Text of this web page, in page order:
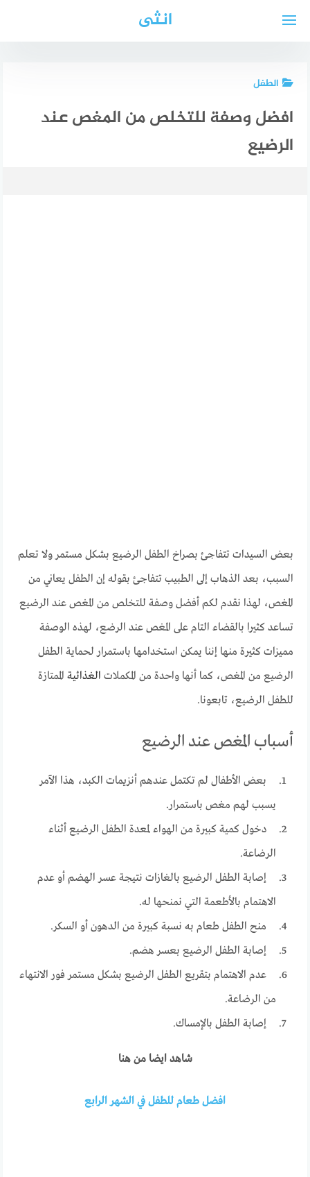
انثى
الطفل
افضل وصفة للتخلص من المغص عند
الرضيع
بعض السيدات تتفاجئ بصراخ الطفل الرضيع بشكل مستمر ولا تعلم
السبب، بعد الذهاب إلى الطبيب تتفاجئ بقوله إن الطفل يعاني من
المغص، لهذا نقدم لكم أفضل وصفة للتخلص من المغص عند الرضيع
تساعد كثيرا بالقضاء التام على المغص عند الرضع، لهذه الوصفة
مميزات كثيرة منها إننا يمكن استخدامها باستمرار لحماية الطفل
الرضيع من المغص، كما أنها واحدة من المكملات الغذائية الممتازة
للطفل الرضيع، تابعونا.
أسباب المغص عند الرضيع
بعض الأطفال لم تكتمل عندهم أنزيمات الكبد، هذا الآمر
يسبب لهم مغص باستمرار.
دخول كمية كبيرة من الهواء لمعدة الطفل الرضيع أثناء
الرضاعة.
إصابة الطفل الرضيع بالغازات نتيجة عسر الهضم أو عدم
الاهتمام بالأطعمة التي نمنحها له.
منح الطفل طعام به نسبة كبيرة من الدهون أو السكر.
إصابة الطفل الرضيع بعسر هضم.
عدم الاهتمام بتقريع الطفل الرضيع بشكل مستمر فور الانتهاء
من الرضاعة.
إصابة الطفل بالإمساك.
شاهد ايضا من هنا
افضل طعام للطفل في الشهر الرابع